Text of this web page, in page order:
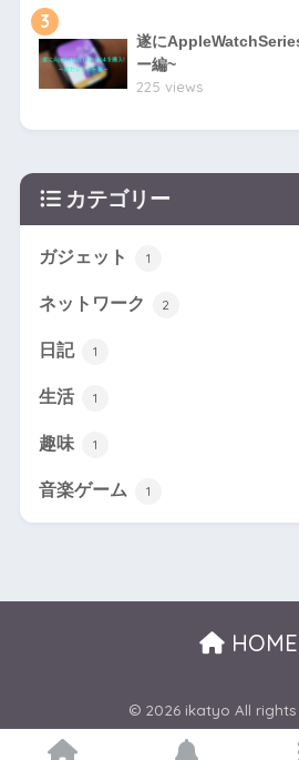
3
遂に
ー編~
225 views
カテゴリー
ガジェット 1
ネットワーク 2
日記 1
生活 1
趣味 1
音楽ゲーム 1
HOME
© 2026 ikatyo All rights